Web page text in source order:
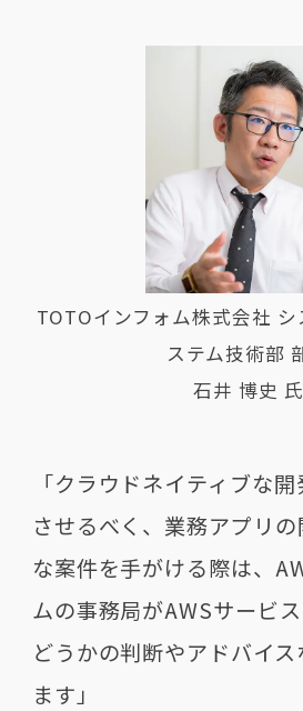
TOTOインフォム株式会社 シ
ステム技術部
石井 博史 氏
「クラウドネイティブな
させるべく、業務アプリ
な案件を手がける際は、
ムの事務局がAWSサービ
どうかの判断やアドバイ
ます」